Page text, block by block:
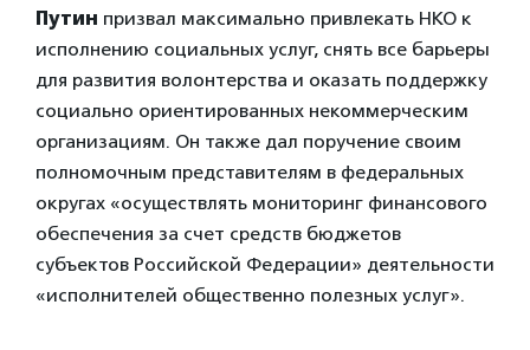
Путин призвал максимально привлекать НКО к
исполнению социальных услуг, снять все барьеры
для развития волонтерства и оказать поддержку
социально ориентированных некоммерческим
организациям. Он также дал поручение своим
полномочным представителям в федеральных
округах «осуществлять мониторинг финансового
обеспечения за счет средств бюджетов
субъектов Российской Федерации» деятельности
«исполнителей общественно полезных услуг».